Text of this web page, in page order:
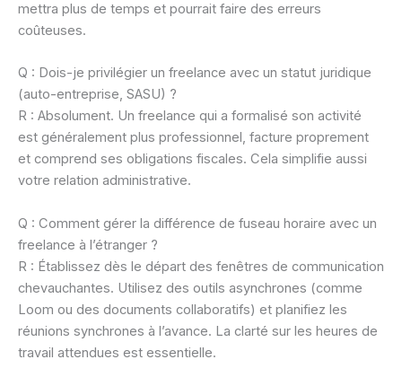
mettra plus de temps et pourrait faire des erreurs
coûteuses.
Q : Dois-je privilégier un freelance avec un statut juridique
(auto-entreprise, SASU) ?
R : Absolument. Un freelance qui a formalisé son activité
est généralement plus professionnel, facture proprement
et comprend ses obligations fiscales. Cela simplifie aussi
votre relation administrative.
Q : Comment gérer la différence de fuseau horaire avec un
freelance à l’étranger ?
R : Établissez dès le départ des fenêtres de communication
chevauchantes. Utilisez des outils asynchrones (comme
Loom ou des documents collaboratifs) et planifiez les
réunions synchrones à l’avance. La clarté sur les heures de
travail attendues est essentielle.